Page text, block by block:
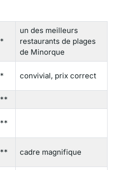
*
un des meilleurs
restaurants de plages
de Minorque
* convivial, prix correct
**
**
** cadre magnifique